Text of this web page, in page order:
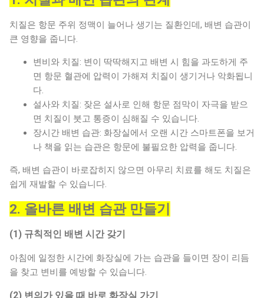
발생에 큰 영향을 줍니다. 오래 앉아 있으면 항문 주변 혈액순환
이 원활하지 못해 정맥 압력이 상승하고, 치질을 유발할 수 있습
니다. (4) 동반 질환과 약물 복용 고혈압, 당뇨, 심혈관 질환 등으
다. 또한 골관절염이나 허리 질환으로 활동이 제한된 노인에게
서 치질 위험은 더 커집니다. (5) 식습관의 변화 고령층은 소화
가 잘되는 음식을 선호하면서 채소나 섬유질 섭취가 줄어들 수
있습니다. 이로 인해 장운동이 둔화되고 변비가 심해져 치질로
이어지는 경우가 많습니다. 2. 노인 치질의 증상 노인 치질은
치질은 항문 주위 정맥이 늘어나 생기는 질환인데, 배변 습관이
큰 영향을 줍니다.
변비와 치질: 변이 딱딱해지고 배변 시 힘을 과도하게 주
면 항문 혈관에 압력이 가해져 치질이 생기거나 악화됩니
다.
설사와 치질: 잦은 설사로 인해 항문 점막이 자극을 받으
면 치질이 붓고 통증이 심해질 수 있습니다.
장시간 배변 습관: 화장실에서 오랜 시간 스마트폰을 보거
나 책을 읽는 습관은 항문에 불필요한 압력을 줍니다.
즉, 배변 습관이 바로잡히지 않으면 아무리 치료를 해도 치질은
쉽게 재발할 수 있습니다.
2. 올바른 배변 습관 만들기
(1) 규칙적인 배변 시간 갖기
아침에 일정한 시간에 화장실에 가는 습관을 들이면 장이 리듬
을 찾고 변비를 예방할 수 있습니다.
(2) 변의가 있을 때 바로 화장실 가기